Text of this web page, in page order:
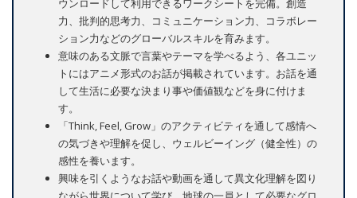
ウンロードして利用できるワークシートを完備。創造
力、批判的思考力、コミュニケーション力、コラボレー
ション力などのグローバルスキルを育みます。
意味のある文脈で言葉やテーマを学べるよう、各ユニッ
トにはアニメ形式のお話が掲載されています。お話を通
して生活に必要な決まり事や価値観などを身に付けま
す。
「Think, Feel, Grow」のアクティビティを通して感情へ
の気づきや理解を促し、ウェルビーイング（健全性）の
感性を養います。
興味を引くようなお話や動画を通して異文化理解を図り